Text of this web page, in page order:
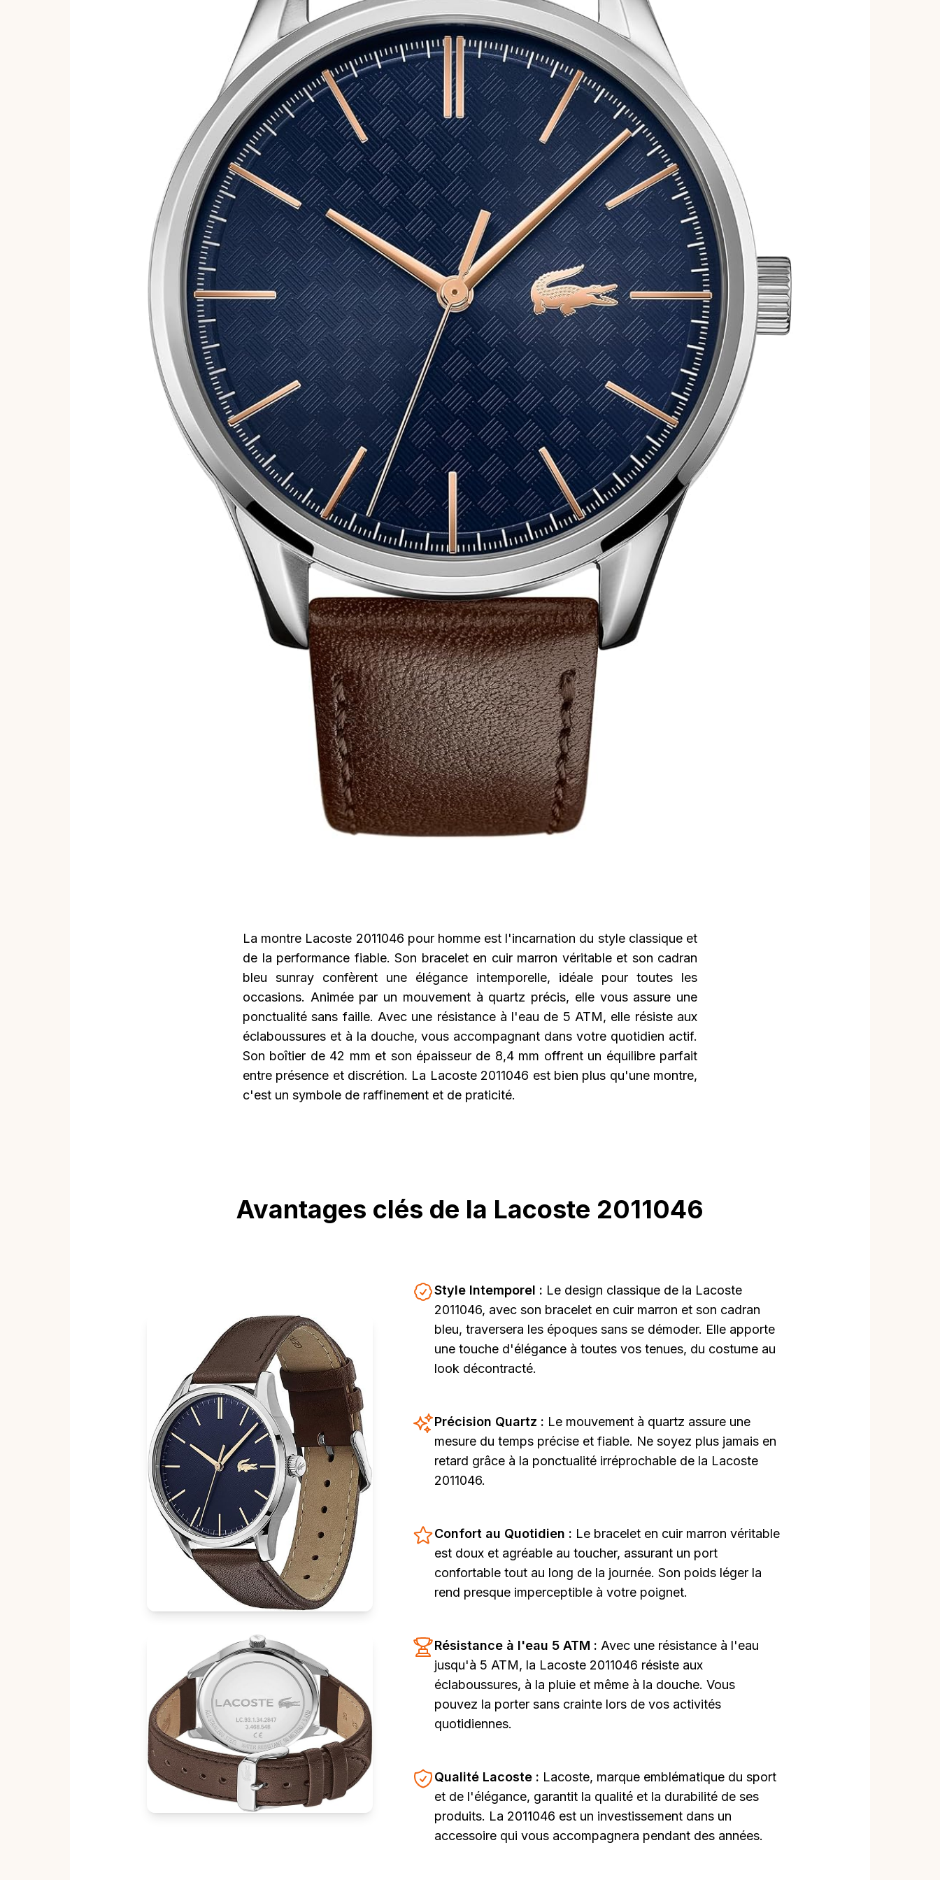
La montre Lacoste 2011046 pour homme est l'incarnation du style classique et
de la performance fiable. Son bracelet en cuir marron véritable et son cadran
bleu sunray confèrent une élégance intemporelle, idéale pour toutes les
occasions. Animée par un mouvement à quartz précis, elle vous assure une
ponctualité sans faille. Avec une résistance à l'eau de 5 ATM, elle résiste aux
éclaboussures et à la douche, vous accompagnant dans votre quotidien actif.
Son boîtier de 42 mm et son épaisseur de 8,4 mm offrent un équilibre parfait
entre présence et discrétion. La Lacoste 2011046 est bien plus qu'une montre,
c'est un symbole de raffinement et de praticité.
Avantages clés de la Lacoste 2011046
Style Intemporel : Le design classique de la Lacoste
2011046, avec son bracelet en cuir marron et son cadran
bleu, traversera les époques sans se démoder. Elle apporte
une touche d'élégance à toutes vos tenues, du costume au
look décontracté.
Précision Quartz : Le mouvement à quartz assure une
mesure du temps précise et fiable. Ne soyez plus jamais en
retard grâce à la ponctualité irréprochable de la Lacoste
2011046.
Confort au Quotidien : Le bracelet en cuir marron véritable
est doux et agréable au toucher, assurant un port
confortable tout au long de la journée. Son poids léger la
rend presque imperceptible à votre poignet.
Résistance à l'eau 5 ATM :Avec une résistance à l'eau
jusqu'à 5 ATM, la Lacoste 2011046 résiste aux
éclaboussures, à la pluie et même à la douche. Vous
pouvez la porter sans crainte lors de vos activités
quotidiennes.
Qualité Lacoste : Lacoste, marque emblématique du sport
et de l'élégance, garantit la qualité et la durabilité de ses
produits. La 2011046 est un investissement dans un
accessoire qui vous accompagnera pendant des années.